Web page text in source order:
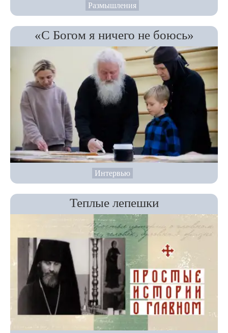
Размышления
«С Богом я ничего не боюсь»
Интервью
Теплые лепешки